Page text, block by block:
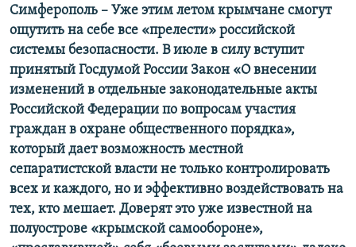
Все сайты RFE/RL
Симферополь – Уже этим летом крымчане смогут
ощутить на себе все «прелести» российской
системы безопасности. В июле в силу вступит
принятый Госдумой России Закон «О внесении
изменений в отдельные законодательные акты
Российской Федерации по вопросам участия
граждан в охране общественного порядка»,
который дает возможность местной
сепаратистской власти не только контролировать
всех и каждого, но и эффективно воздействовать на
тех, кто мешает. Доверят это уже известной на
полуострове «крымской самообороне»,